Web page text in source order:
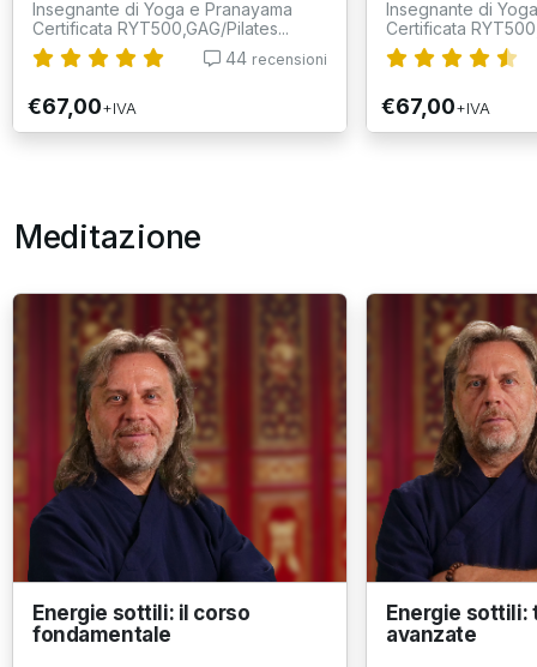
Insegnante di Yoga e Pranayama
Certificata RYT500,GAG/Pilates...
44 recensioni
€67,00+IVA
Insegnante di
Certificata
€67,00+IVA
Meditazione
Energie sottili: il corso
fondamentale
Energie sottili:
avanzate